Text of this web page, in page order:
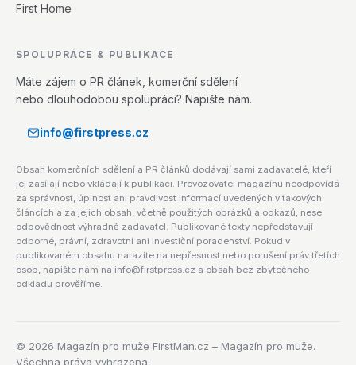
First Home
SPOLUPRÁCE & PUBLIKACE
Máte zájem o PR článek, komerční sdělení
nebo dlouhodobou spolupráci? Napište nám.
info@firstpress.cz
Obsah komerčních sdělení a PR článků dodávají sami zadavatelé, kteří
jej zasílají nebo vkládají k publikaci. Provozovatel magazínu neodpovídá
za správnost, úplnost ani pravdivost informací uvedených v takových
článcích a za jejich obsah, včetně použitých obrázků a odkazů, nese
odpovědnost výhradně zadavatel. Publikované texty nepředstavují
odborné, právní, zdravotní ani investiční poradenství. Pokud v
publikovaném obsahu narazíte na nepřesnost nebo porušení práv třetích
osob, napište nám na info@firstpress.cz a obsah bez zbytečného
odkladu prověříme.
© 2026 Magazín pro muže FirstMan.cz – Magazín pro muže.
Všechna práva vyhrazena.